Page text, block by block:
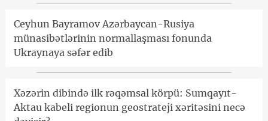
Ceyhun Bayramov Azərbaycan-Rusiya
münasibətlərinin normallaşması fonunda
Ukraynaya səfər edib
Xəzərin dibində ilk rəqəmsal körpü: Sumqayıt-
Aktau kabeli regionun geostrateji xəritəsini necə